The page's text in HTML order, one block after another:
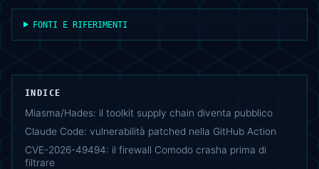
FONTI E RIFERIMENTI
INDICE
Miasma/Hades: il toolkit supply chain diventa pubblico
Claude Code: vulnerabilità patched nella GitHub Action
CVE-2026-49494: il firewall Comodo crasha prima di
filtrare